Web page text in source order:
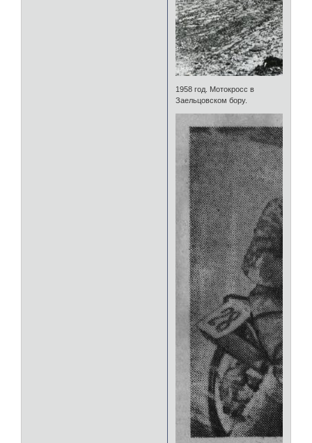
1958 год. Мотокросс в
Заельцовском бору.